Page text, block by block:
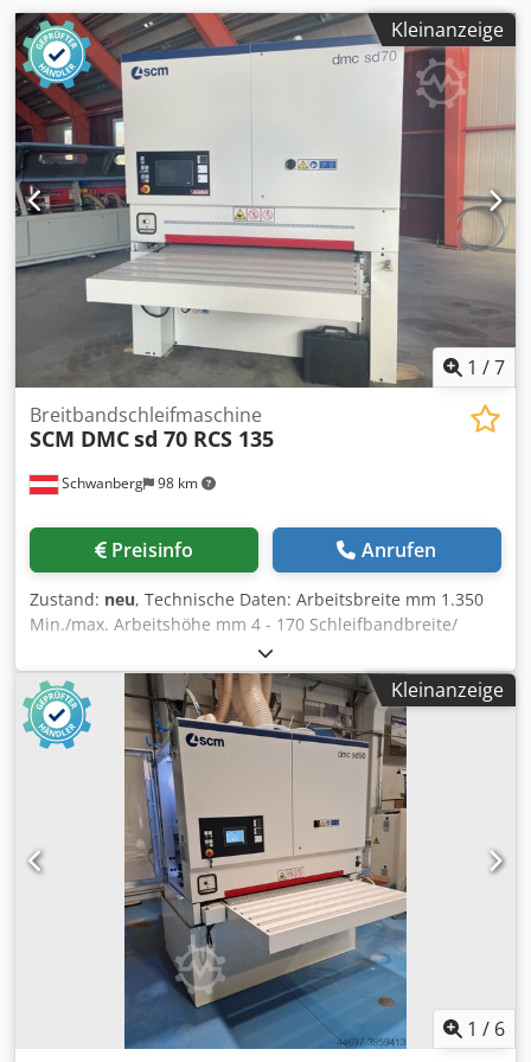
Einstellung der Arbeitshöhe SONDERPREIS! SOFORT
LIEFERBAR!
Kleinanzeige
1 /7
Schwanberg 98 km
Breitbandschleifmaschine
SCM DMCsd 70 RCS 135
Preisinfo Anrufen
Zustand: neu, Technische Daten: Arbeitsbreite mm 1.350
Min./max. Arbeitshöhe mm 4 - 170 Schleifbandbreite/
Länge mm 1.370/ 2620 Hauptmotorleistung kW 18,5 mit
Inverter Vorschubgeschwindigkeit variabel m/min 3,5 - 18
Arbeitsaggregate: 1. Aggregat: "RA" schräggerippte
Kontaktwalze, Sh 86, Durchmesser 160 mm 2. Aggregat:
Combi: gummibeschichtete Schleifwalze Durchmesser 160
mm, 45 Sh Elastischer elektronischer Gliederschleifschuh
“MESAR” mit 24 Segmenten Ausführung C: - Elastischer
elektronischer Gliederschleifschuh “MESAR” komplett mit: -
Pneumatikzylinder (On/Off) für das autom. Ein- Aussetzen
des Schleifwalzen- Schleifschuhaggregats - Aktivierung der
Sektoren über die Elektroniksteuerung welche deren
Einsetzen mit der Vorschubgeschwindigkeit synchronisiert
und die Anzahl aufgrund der Werkstückgeometrie steuert
und das Anwählen von mehr oder weniger Sektoren links
und rechts des Werkstücks ermöglicht. Versionen 135:
“MESAR 24” mit 24 Segmenten, Segmentbreite 55 mm,
komplett mit B/24 Werkstück Abtastleiste im Einlauf
Kleinanzeige
1 / 6